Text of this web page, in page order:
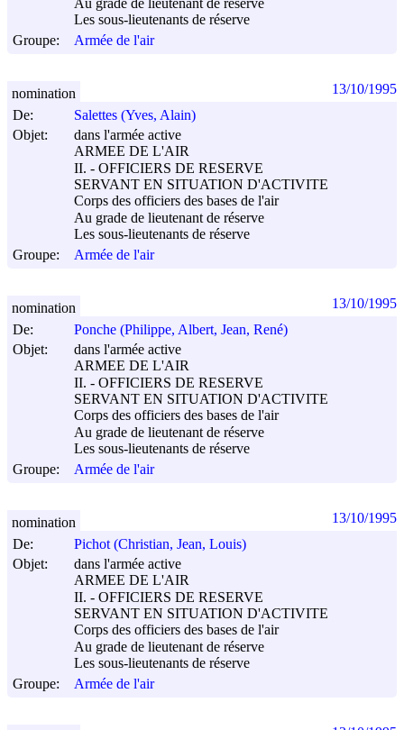
Au grade de lieutenant de réserve
Les sous-lieutenants de réserve
Groupe:
Armée de l'air
De:
Salettes (Yves, Alain)
Objet:
dans l'armée active
ARMEE DE L'AIR
II. - OFFICIERS DE RESERVE
SERVANT EN SITUATION D'ACTIVITE
Corps des officiers des bases de l'air
Au grade de lieutenant de réserve
Les sous-lieutenants de réserve
Groupe:
Armée de l'air
nomination 13/10/1995
De:
Ponche (Philippe, Albert, Jean, René)
Objet:
dans l'armée active
ARMEE DE L'AIR
II. - OFFICIERS DE RESERVE
SERVANT EN SITUATION D'ACTIVITE
Corps des officiers des bases de l'air
Au grade de lieutenant de réserve
Les sous-lieutenants de réserve
Groupe:
Armée de l'air
nomination 13/10/1995
De:
Pichot (Christian, Jean, Louis)
Objet:
dans l'armée active
ARMEE DE L'AIR
II. - OFFICIERS DE RESERVE
SERVANT EN SITUATION D'ACTIVITE
Corps des officiers des bases de l'air
Au grade de lieutenant de réserve
Les sous-lieutenants de réserve
Groupe:
Armée de l'air
nomination 13/10/1995